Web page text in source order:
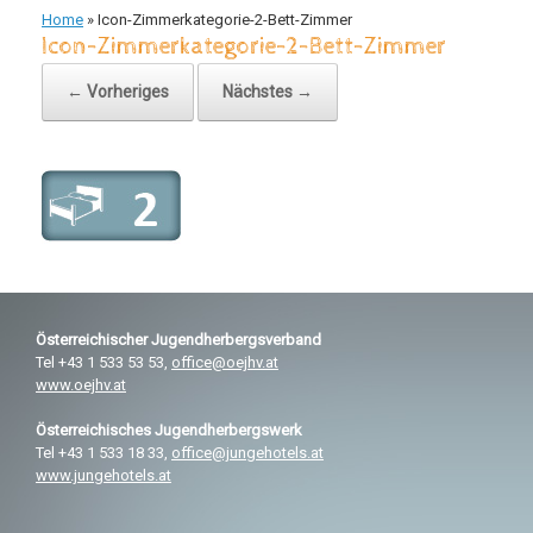
Home » Icon-Zimmerkategorie-2-Bett-Zimmer
Icon-Zimmerkategorie-2-Bett-Zimmer
← Vorheriges Nächstes →
ÖsterreichischerJugendherbergsverband
Tel +43 1 533 53 53, office@oejhv.at
www.oejhv.at
Österreichisches Jugendherbergswerk
Tel +43 1 533 18 33, office@jungehotels.at
www.jungehotels.at